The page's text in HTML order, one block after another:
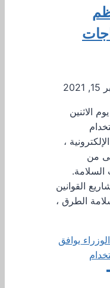
الاثنين
،
من
السلامة.
القوانين
الطرق ،
يوافق